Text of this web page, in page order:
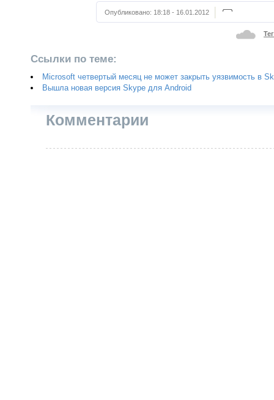
Опубликовано: 18:18 - 16.01.2012
Ссылки по теме:
Microsoft четвертый месяц не может закрыть уязвимость в
Вышла новая версия Skype для Android
Комментарии